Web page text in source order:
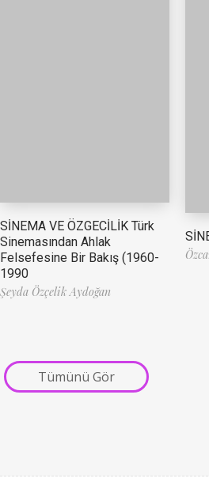
SİNEMA VE ÖZGECİLİK Türk
Sinemasından Ahlak
Felsefesine Bir Bakış (1960-
1990
Şeyda Özçelik Aydoğan
Tümünü Gör